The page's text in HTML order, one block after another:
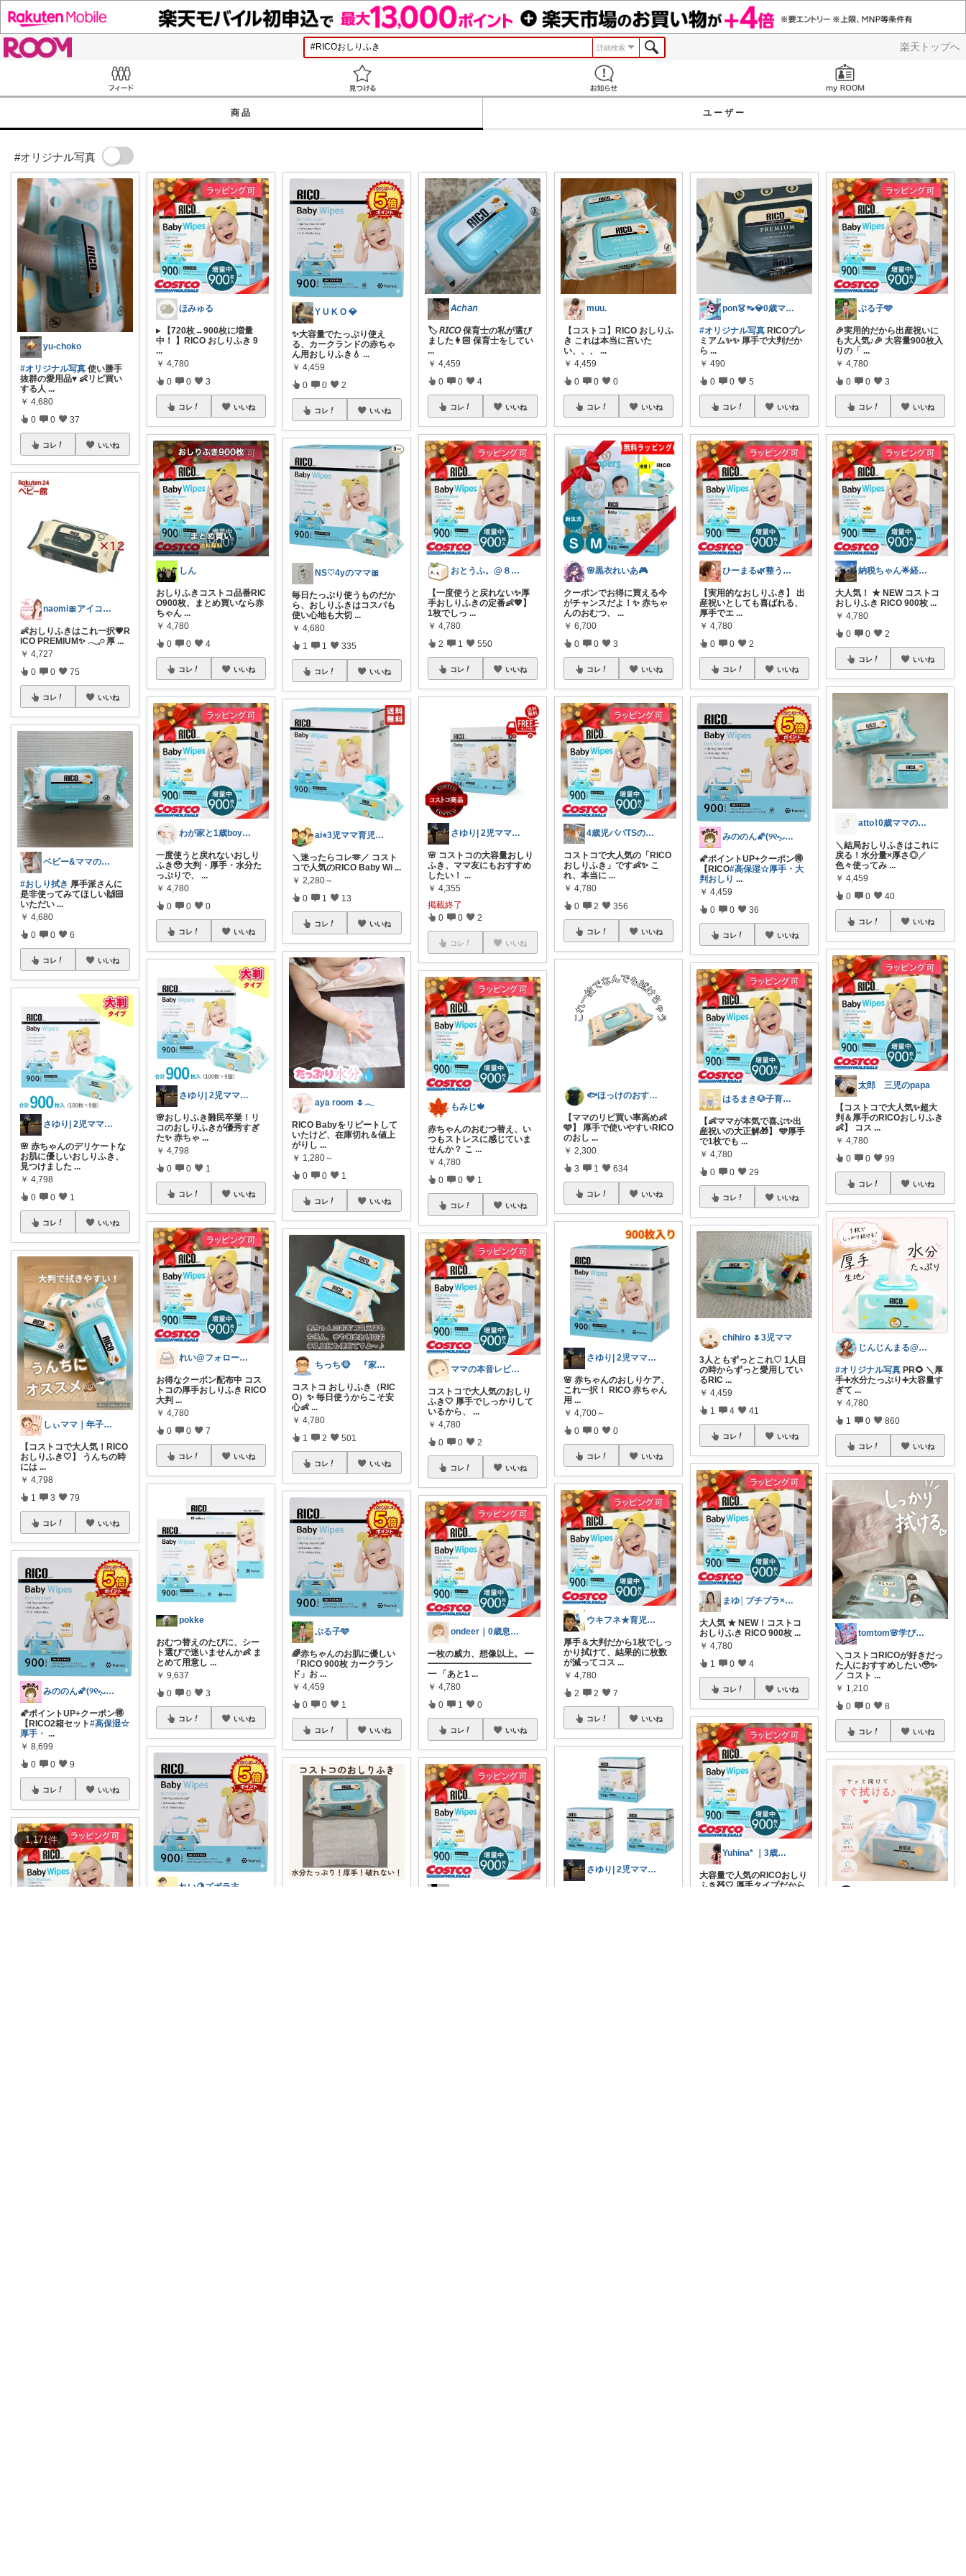
楽天トップへ
詳細検索
商品 ユーザー
#オリジナル写真
1,171件
yu-choko
#オリジナル写真 使い勝手
抜群の愛用品♥️ 👶リピ買い
する人 ...
￥ 4,680
0 0 37
コレ いいね
naomi🎀アイコン変えました🫧
👶おしりふきはこれ一択💗R
ICO PREMIUM✨ 𓂃𓈒𓏸 厚 ...
￥ 4,727
0 0 75
コレ いいね
ベビー&ママのおすすめ👶🏻🤍
#おしり拭き 厚手派さんに
是非使ってみてほしい🙌🏻
いただい ...
￥ 4,680
0 0 6
コレ いいね
さゆり| 2児ママお買い物メモ🧸
🌸 赤ちゃんのデリケートな
お肌に優しいおしりふき、
見つけました ...
￥ 4,798
0 0 1
コレ いいね
しぃママ｜年子育児と暮らし🌷
【コストコで大人気！RICO
おしりふき🤍】 うんちの時
には ...
￥ 4,798
1 3 79
コレ いいね
みののん🌠(୨୧•͈ᴗ•͈)感謝♡
🌠ポイントUP+クーポン🉐
【RICO2箱セット#高保湿☆
厚手・ ...
￥ 8,699
0 0 9
コレ いいね
ほみゅる
▸ 【720枚→900枚に増量
中！ 】RICO おしりふき 9
...
￥ 4,780
0 0 3
コレ いいね
しん
おしりふきコストコ品番RIC
O900枚、まとめ買いなら赤
ちゃん ...
￥ 4,780
0 0 4
コレ いいね
わが家と1歳boyの暮らし
一度使うと戻れないおしり
ふき🥹 大判・厚手・水分た
っぷりで、
...
￥ 4,780
0 0 0
コレ いいね
さゆり| 2児ママお買い物メモ🧸
🌸おしりふき難民卒業！リ
コのおしりふきが優秀すぎ
た✨ 赤ちゃ ...
￥ 4,798
0 0 1
コレ いいね
れい@フォロー＆経由購入感謝です♪
お得なクーポン配布中 コス
トコの厚手おしりふき RICO
大判 ...
￥ 4,780
0 0 7
コレ いいね
pokke
おむつ替えのたびに、シー
ト選びで迷いませんか👶 ま
とめて用意し ...
￥ 9,637
0 0 3
コレ いいね
Y U K O 💎
✨大容量でたっぷり使え
る、カークランドの赤ちゃ
ん用おしりふき💧 ...
￥ 4,459
0 0 2
コレ いいね
NS♡4yのママ🎀
毎日たっぷり使うものだか
ら、おしりふきはコスパも
使い心地も大切 ...
￥ 4,680
1 1 335
コレ いいね
ai⭐︎3児ママ育児&便利グッズ
＼迷ったらコレ🫶／ コスト
コで人気のRICO Baby Wi ...
￥ 2,280～
0 1 13
コレ いいね
aya room 🌷𓂃
RICO Babyをリピートして
いたけど、在庫切れ＆値上
がりし ...
￥ 1,280～
0 0 1
コレ いいね
ちっち🐵 『家族みんなのええもん』
コストコ おしりふき（RIC
O）✨ 毎日使うからこそ安
心👶...
￥ 4,780
1 2 501
コレ いいね
ぶる子🩵
🌈赤ちゃんのお肌に優しい
「RICO 900枚 カークラン
ド」お ...
￥ 4,459
0 0 1
コレ いいね
𝘈𝘤𝘩𝘢𝘯
🏷️ 𝘙𝘐𝘊𝘖 保育士の私が選び
ました👩🏻 保育士をしてい
...
￥ 4,459
0 0 4
コレ いいね
おとうふ。@８月もよろしくお願いします
【一度使うと戻れない✨厚
手おしりふきの定番👶💖】
1枚でしっ ...
￥ 4,780
2 1 550
コレ いいね
さゆり| 2児ママお買い物メモ🧸
🌸 コストコの大容量おしり
ふき、ママ友にもおすすめ
したい！...
￥ 4,355
掲載終了
0 0 2
コレ いいね
もみじ🍁
赤ちゃんのおむつ替え、い
つもストレスに感じていま
せんか？ こ ...
￥ 4,780
0 0 1
コレ いいね
ママの本音レビュー🌻育児グッズ⛅️
コストコで大人気のおしり
ふき🤍 厚手でしっかりして
いるから、
...
￥ 4,780
0 0 2
コレ いいね
ondeer｜0歳息子との日々🌱
一枚の威力、想像以上。 ━
━━━━━━━━━━━━
━ 「あと1 ...
￥ 4,780
0 1 0
コレ いいね
muu.
【コストコ】RICO おしりふ
き これは本当に言いた
い、、、
...
￥ 4,459
0 0 0
コレ いいね
🌸黒衣れいあ🎮
クーポンでお得に買える今
がチャンスだよ！✨ 赤ちゃ
んのおむつ、
...
￥ 6,700
0 0 3
コレ いいね
4歳児パパTSの育児おたすけROOM🎁
コストコで大人気の「RICO
おしりふき」です👶✨ こ
れ、本当に ...
￥ 4,780
0 2 356
コレ いいね
🐟ほっけのおすすめ＠朝コレ派🐾
【ママのリピ買い率高め👶
🩵】 厚手で使いやすいRICO
のおし ...
￥ 2,300
3 1 634
コレ いいね
さゆり| 2児ママお買い物メモ🧸
🌸 赤ちゃんのおしりケア、
これ一択！ RICO 赤ちゃん
用...
￥ 4,700～
0 0 0
コレ いいね
ウキフネ★育児・子育てが楽になるアイテム
厚手＆大判だから1枚でしっ
かり拭けて、結果的に枚数
が減ってコス ...
￥ 4,780
2 2 7
コレ いいね
さゆり| 2児ママお買い物メモ🧸
pon👗👡💎0歳ママ👶🏻
#オリジナル写真 RICOプレ
ミアム✨✨ 厚手で大判だか
ら ...
￥ 490
0 0 5
コレ いいね
ひーまる🌿整う暮らしと成分美容
【実用的なおしりふき】 出
産祝いとしても喜ばれる、
厚手でエ ...
￥ 4,780
0 0 2
コレ いいね
みののん🌠(୨୧•͈ᴗ•͈)感謝♡
🌠ポイントUP+クーポン🉐
【RICO#高保湿☆厚手・大
判おしり ...
￥ 4,459
0 0 36
コレ いいね
はるまき🐶子育て中
【👶ママが本気で喜ぶ✨出
産祝いの大正解🎁】 🩵厚手
で1枚でも ...
￥ 4,780
0 0 29
コレ いいね
chihiro 🌷3児ママ
3人ともずっとこれ♡ 1人目
の時からずっと愛用してい
るRIC ...
￥ 4,459
1 4 41
コレ いいね
まゆ│プチプラ×ご褒美スイーツ
大人気 ★ NEW！コストコ
おしりふき RICO 900枚...
￥ 4,780
1 0 4
コレ いいね
Yuhina* ｜3歳ママ
大容量で人気のRICOおしり
ふき🧸🤍 厚手タイプだから
ぶる子🩵
🎉実用的だから出産祝いに
も大人気♪🎉 大容量900枚入
りの「 ...
￥ 4,780
0 0 3
コレ いいね
納税ちゃん🌟経由購入★
大人気！ ★ NEW コストコ
おしりふき RICO 900枚 ...
￥ 4,780
0 0 2
コレ いいね
atto⌇0歳ママの推しアイテム🌷
＼結局おしりふきはこれに
戻る！水分量×厚さ◎／
色々使ってみ ...
￥ 4,459
0 0 40
コレ いいね
太郎 三児のpapa
【コストコで大人気✨超大
判＆厚手のRICOおしりふき
👶】 コス ...
￥ 4,780
0 0 99
コレ いいね
じんじんまる@2歳児ママ
#オリジナル写真 PR🌻 ＼厚
手➕水分たっぷり➕大容量す
ぎて ...
￥ 4,780
1 0 860
コレ いいね
tomtom🌸学びと子育てと暮らし🏠
＼コストコRICOが好きだっ
た人におすすめしたい🥹✨
／ コスト ...
￥ 1,210
0 0 8
コレ いいね